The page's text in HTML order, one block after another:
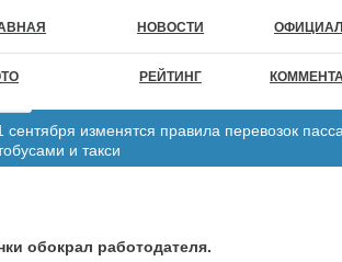
НОВОСТИ
РЕЙТИНГ
сентября изменятся правила перевозок
и такси
обокрал работодателя.